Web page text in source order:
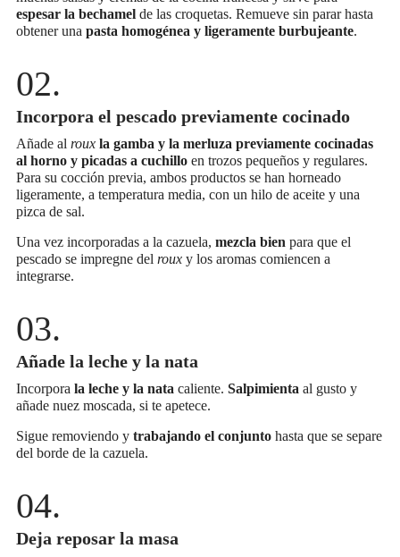
espesar la bechamel de las croquetas. Remueve sin parar hasta
obtener una pasta homogénea y ligeramente burbujeante.
Incorpora el pescado previamente cocinado
Añade al roux la gamba y la merluza previamente cocinadas
al horno y picadas a cuchillo en trozos pequeños y regulares.
Para su cocción previa, ambos productos se han horneado
ligeramente, a temperatura media, con un hilo de aceite y una
pizca de sal.
Una vez incorporadas a la cazuela, mezcla bien para que el
pescado se impregne del roux y los aromas comiencen a
integrarse.
Añade la leche y la nata
Incorpora la leche y la nata caliente. Salpimienta al gusto y
añade nuez moscada, si te apetece.
Sigue removiendo y trabajando el conjunto hasta que se separe
del borde de la cazuela.
Deja reposar la masa